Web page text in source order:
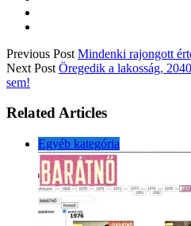
Previous Post Mindenki rajongott
Next Post Öregedik a lakosság,
sem!
Related Articles
Egyéb kategória